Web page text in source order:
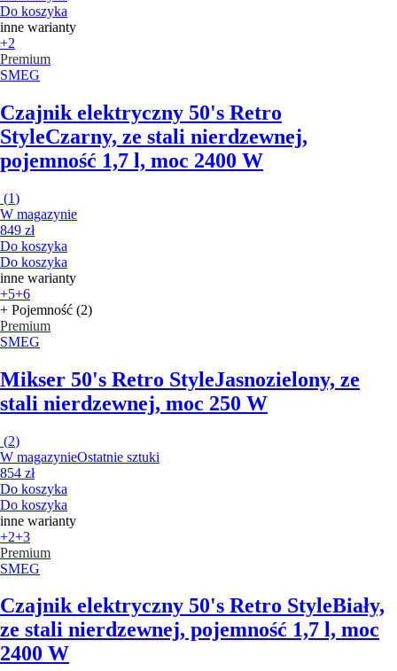
Do koszyka
inne warianty
+2
Premium
SMEG
Czajnik elektryczny 50's Retro
StyleCzarny, ze stali nierdzewnej,
pojemność 1,7 l, moc 2400 W
(1)
W magazynie
849 zł
Do koszyka
Do koszyka
inne warianty
+5+6
+ Pojemność (2)
Premium
SMEG
Mikser 50's Retro StyleJasnozielony, ze
stali nierdzewnej, moc 250 W
(2)
W magazynieOstatnie sztuki
854 zł
Do koszyka
Do koszyka
inne warianty
+2+3
Premium
SMEG
Czajnik elektryczny 50's Retro StyleBiały,
ze stali nierdzewnej, pojemność 1,7 l, moc
2400 W